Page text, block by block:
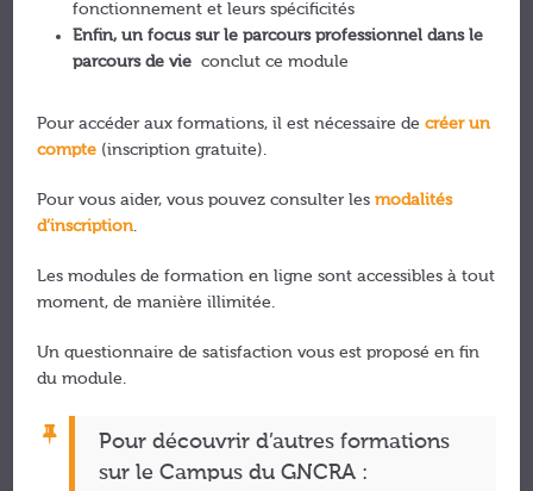
fonctionnement et leurs spécificités
Enfin, un focus sur le parcours professionnel dans le
parcours de vie conclut ce module
Pour accéder aux formations, il est nécessaire decréer un
compte (inscription gratuite).
Pour vous aider, vous pouvez consulter lesmodalités
d’inscription.
Les modules de formation en ligne sont accessibles à tout
moment, de manière illimitée.
Un questionnaire de satisfaction vous est proposé en fin
du module.
Pour découvrir d’autres formations
sur le Campus du GNCRA :